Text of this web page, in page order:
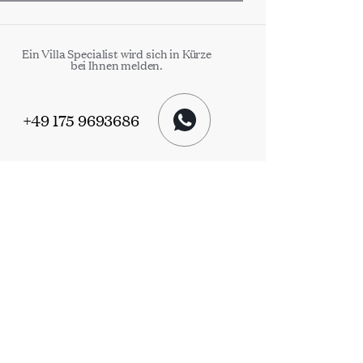
Ein Villa Specialist wird sich in Kürze
bei Ihnen melden.
+49 175 9693686